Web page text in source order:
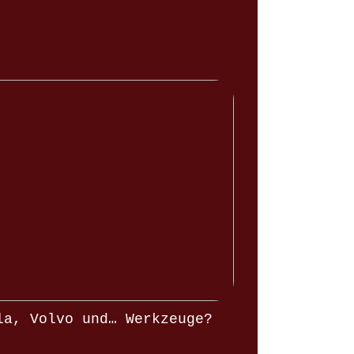
Volvo und… Werkzeuge?